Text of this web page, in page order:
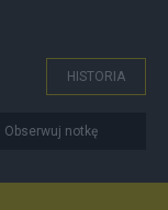
HISTORIA
Obserwuj notkę